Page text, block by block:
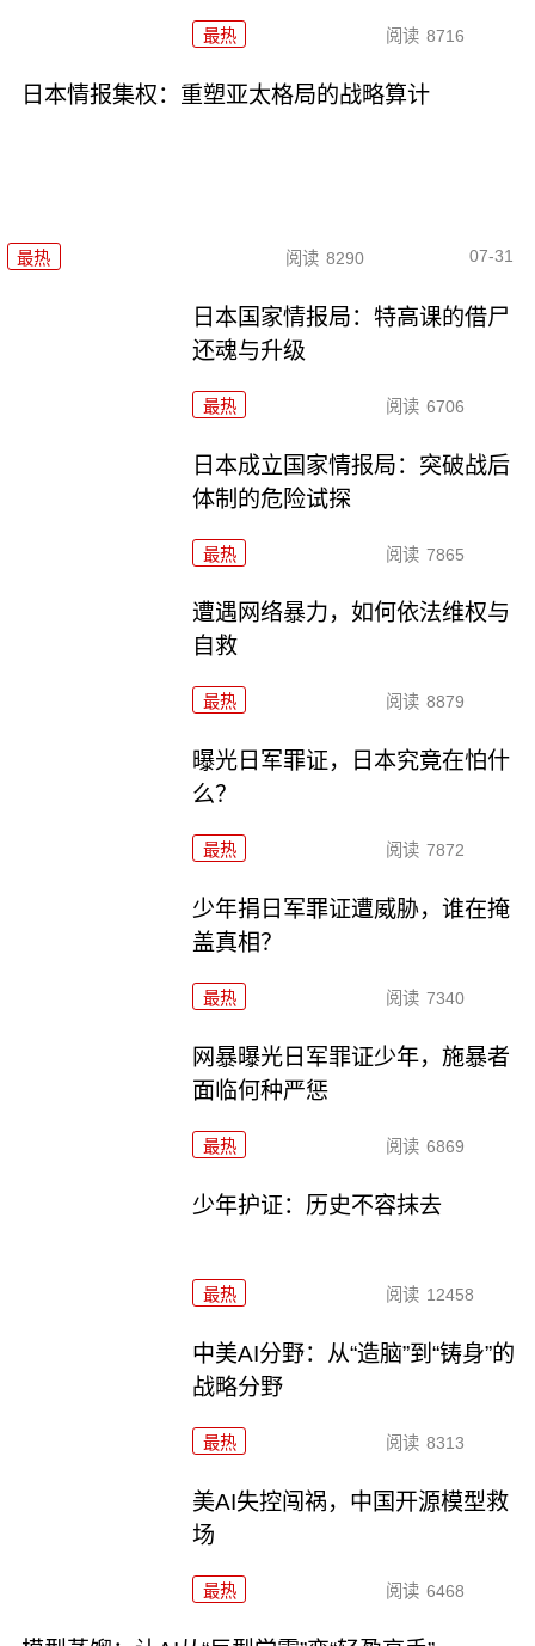
最热 阅读 8716
日本情报集权：重塑亚太格局的战略算计
最热 阅读 8290 07-31
日本国家情报局：特高课的借尸
还魂与升级
最热 阅读 6706
日本成立国家情报局：突破战后
体制的危险试探
最热 阅读 7865
遭遇网络暴力，如何依法维权与
自救
最热 阅读 8879
曝光日军罪证，日本究竟在怕什
么？
最热 阅读 7872
少年捐日军罪证遭威胁，谁在掩
盖真相？
最热 阅读 7340
网暴曝光日军罪证少年，施暴者
面临何种严惩
最热 阅读 6869
少年护证：历史不容抹去
最热 阅读 12458
中美AI分野：从“造脑”到“铸身”的
战略分野
最热 阅读 8313
美AI失控闯祸，中国开源模型救
场
最热 阅读 6468